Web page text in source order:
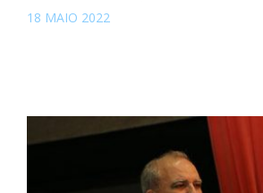
18 MAIO 2022